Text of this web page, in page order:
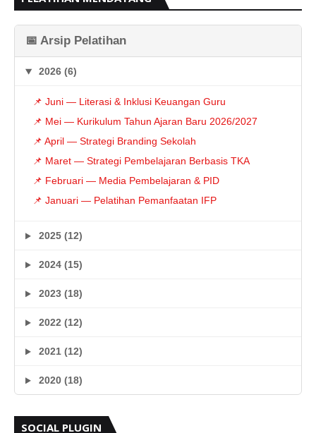
📅 Arsip Pelatihan
2026 (6)
📌 Juni — Literasi & Inklusi Keuangan Guru
📌 Mei — Kurikulum Tahun Ajaran Baru 2026/2027
📌 April — Strategi Branding Sekolah
📌 Maret — Strategi Pembelajaran Berbasis TKA
📌 Februari — Media Pembelajaran & PID
📌 Januari — Pelatihan Pemanfaatan IFP
2025 (12)
2024 (15)
2023 (18)
2022 (12)
2021 (12)
2020 (18)
SOCIAL PLUGIN